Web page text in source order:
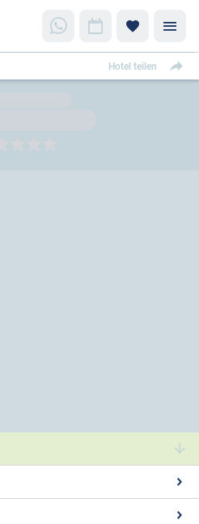
Hotel teilen